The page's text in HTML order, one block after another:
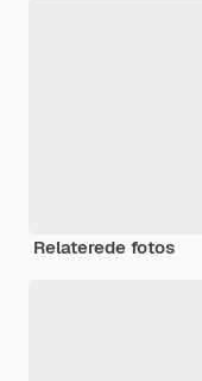
Relaterede fotos